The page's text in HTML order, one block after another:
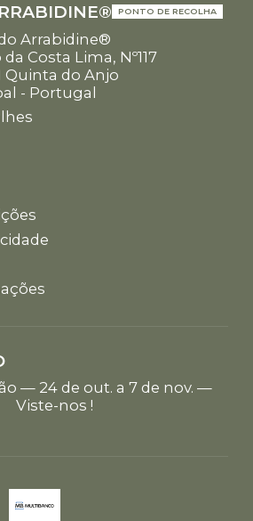
PONTO DE RECOLHA
Arrabidine®
Costa Lima, Nº117
Quinta do Anjo
- Portugal
— 24 de out. a 7 de nov. —
Viste-nos !